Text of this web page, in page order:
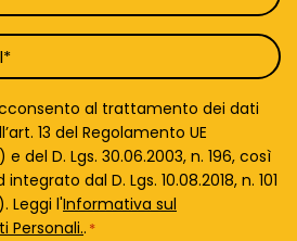
al trattamento dei dati
13 del Regolamento UE
e del D. Lgs. 30.06.2003, n. 196, così
dal D. Lgs. 10.08.2018, n. 101
Leggi l'Informativa sul
Personali.. *